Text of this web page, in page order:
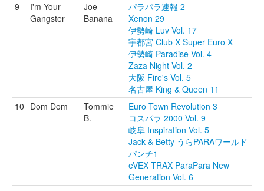
9
I'm Your
Gangster
Joe
Banana
パラパラ速報 2
Xenon 29
伊勢崎 Luv Vol. 17
宇都宮 Club X Super Euro X
伊勢崎 Paradise Vol. 4
Zaza Night Vol. 2
大阪 Fire's Vol. 5
名古屋 King & Queen 11
10 Dom Dom
Tommie
B.
Euro Town Revolution 3
コスパラ 2000 Vol. 9
岐阜 Inspiration Vol. 5
Jack & Betty うらPARAワールド
パンチ1
eVEX TRAX ParaPara New
Generation Vol. 6